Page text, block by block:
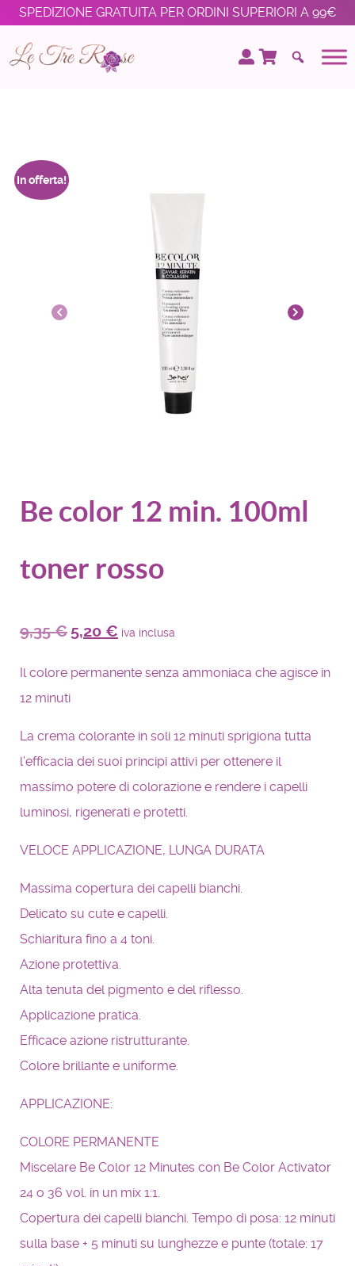
SPEDIZIONE GRATUITA PER ORDINI SUPERIORI A 99€
In offerta!
Be color 12 min. 100ml
toner rosso
9,35€ 5,20 € iva inclusa
Il colore permanente senza ammoniaca che agisce in
12 minuti
La crema colorante in soli 12 minuti sprigiona tutta
l’efficacia dei suoi principi attivi per ottenere il
massimo potere di colorazione e rendere i capelli
luminosi, rigenerati e protetti.
VELOCE APPLICAZIONE, LUNGA DURATA
Massima copertura dei capelli bianchi.
Delicato su cute e capelli.
Schiaritura fino a 4 toni.
Azione protettiva.
Alta tenuta del pigmento e del riflesso.
Applicazione pratica.
Efficace azione ristrutturante.
Colore brillante e uniforme.
APPLICAZIONE:
COLORE PERMANENTE
Miscelare Be Color 12 Minutes con Be Color Activator
24 o 36 vol. in un mix 1:1.
Copertura dei capelli bianchi. Tempo di posa: 12 minuti
sulla base + 5 minuti su lunghezze e punte (totale: 17